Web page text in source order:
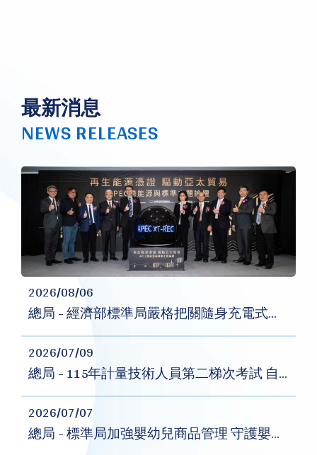
最新消息
NEWS RELEASES
2026/08/06
總局 - 經濟部標準局嚴格把關隨身充電式電器商品安全
2026/07/09
總局 - 115年計量技術人員第二梯次考試 自7月13日起開放報名
2026/07/07
總局 - 標準局加強嬰幼兒商品管理 守護嬰幼兒安全